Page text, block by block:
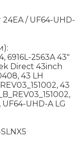
/ UF64-UHD-
6916L-2563A 43″
Direct 43inch
43 LH
43
UHD-A LG